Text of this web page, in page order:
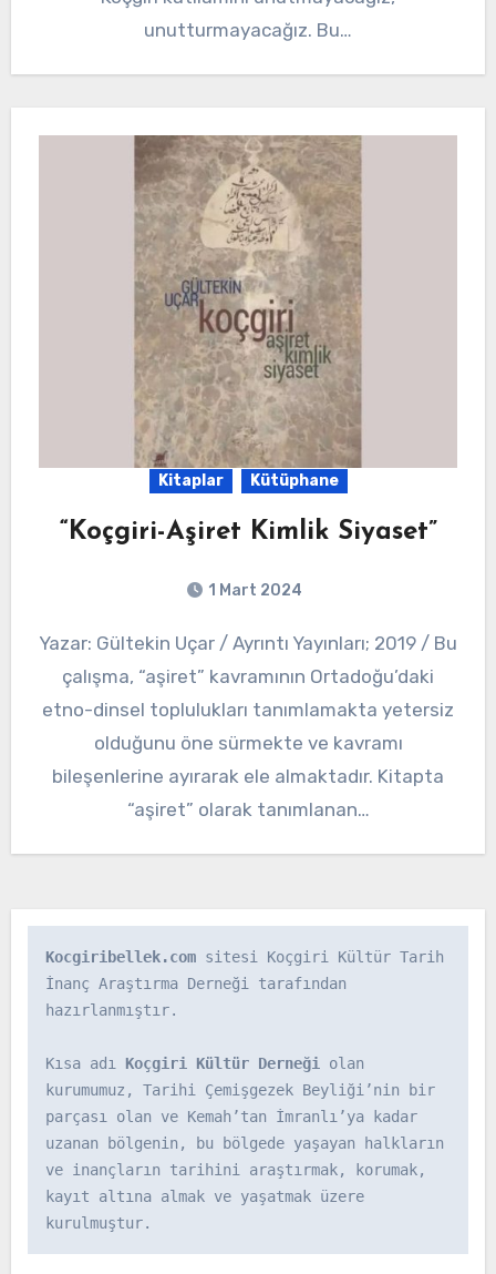
unutturmayacağız. Bu…
Kitaplar Kütüphane
“Koçgiri-Aşiret Kimlik Siyaset”
1 Mart 2024
Yazar: Gültekin Uçar / Ayrıntı Yayınları; 2019 / Bu
çalışma, “aşiret” kavramının Ortadoğu’daki
etno-dinsel toplulukları tanımlamakta yetersiz
olduğunu öne sürmekte ve kavramı
bileşenlerine ayırarak ele almaktadır. Kitapta
“aşiret” olarak tanımlanan…
Kocgiribellek.com sitesi Koçgiri Kültür Tarih
İnanç Araştırma Derneği tarafından
hazırlanmıştır.
Kısa adı Koçgiri Kültür Derneği olan
kurumumuz, Tarihi Çemişgezek Beyliği’nin bir
parçası olan ve Kemah’tan İmranlı’ya kadar
uzanan bölgenin, bu bölgede yaşayan halkların
ve inançların tarihini araştırmak, korumak,
kayıt altına almak ve yaşatmak üzere
kurulmuştur.